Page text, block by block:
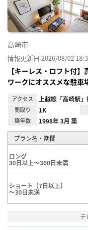
高崎市
情報更新日 2026/08/02
【キーレス・ロフト付
ワークにオススメな駐車
アクセス 上越線「高崎駅
間取り 1K
築年数 1998年 3月 築
プラン名・期間
ロング
30日以上～360日未満
ショート【7日以上】
～30日未満
テ